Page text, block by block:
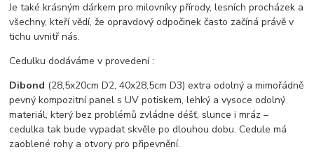
Je také krásným dárkem pro milovníky přírody, lesních procházek a
všechny, kteří vědí, že opravdový odpočinek často začíná právě v
tichu uvnitř nás.
Cedulku dodáváme v provedení :
Dibond (28,5x20cm D2, 40x28,5cm D3) extra odolný a mimořádně
pevný kompozitní panel s UV potiskem, lehký a vysoce odolný
materiál, který bez problémů zvládne déšť, slunce i mráz –
cedulka tak bude vypadat skvěle po dlouhou dobu. Cedule má
zaoblené rohy a otvory pro připevnění.